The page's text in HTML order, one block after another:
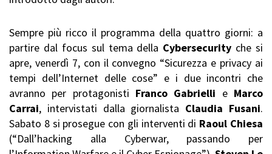
Sempre più ricco il programma della quattro giorni: a
partire dal focus sul tema della Cybersecurity che si
apre, venerdì 7, con il convegno “Sicurezza e privacy ai
tempi dell’Internet delle cose” e i due incontri che
avranno per protagonisti Franco Gabrielli e Marco
Carrai, intervistati dalla giornalista Claudia Fusani.
Sabato 8 si prosegue con gli interventi di Raoul Chiesa
(“Dall’hacking alla Cyberwar, passando per